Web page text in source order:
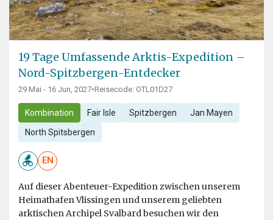
19 Tage Umfassende Arktis-Expedition –
Nord-Spitzbergen-Entdecker
29 Mai - 16 Jun, 2027•Reisecode: OTL01D27
Kombination Fair Isle Spitzbergen Jan Mayen
North Spitsbergen
EN
Auf dieser Abenteuer-Expedition zwischen unserem
Heimathafen Vlissingen und unserem geliebten
arktischen Archipel Svalbard besuchen wir den